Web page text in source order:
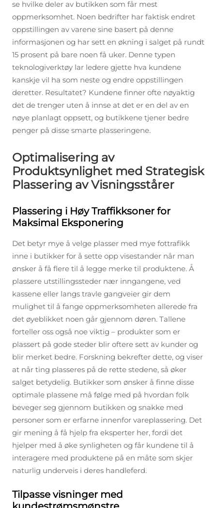
se hvilke deler av butikken som får mest
oppmerksomhet. Noen bedrifter har faktisk endret
oppstillingen av varene sine basert på denne
informasjonen og har sett en økning i salget på rundt
15 prosent på bare noen få uker. Denne typen
teknologiverktøy lar ledere gjette hva kundene
kanskje vil ha som neste og endre oppstillingen
deretter. Resultatet? Kundene finner ofte nøyaktig
det de trenger uten å innse at det er en del av en
nøye planlagt oppsett, og butikkene tjener bedre
penger på disse smarte plasseringene.
Optimalisering av
Produktsynlighet med Strategisk
Plassering av Visningsstårer
Plassering i Høy Traffikksoner for
Maksimal Eksponering
Det betyr mye å velge plasser med mye fottrafikk
inne i butikker for å sette opp visestander når man
ønsker å få flere til å legge merke til produktene. Å
plassere utstillingssteder nær inngangene, ved
kassene eller langs travle gangveier gir dem
mulighet til å fange oppmerksomheten allerede fra
det øyeblikket noen går gjennom døren. Tallene
forteller oss også noe viktig – produkter som er
plassert på gode steder blir oftere sett av kunder og
blir merket bedre. Forskning bekrefter dette, og viser
at når ting plasseres på de rette stedene, så øker
salget betydelig. Butikker som ønsker å finne disse
optimale plassene må følge med på hvordan folk
beveger seg gjennom butikken og snakke med
personer som er erfarne innenfor vareplassering. Det
gir mening å få hjelp fra eksperter her, fordi det
hjelper med å øke synligheten og får kundene til å
interagere med produktene på en måte som skjer
naturlig underveis i deres handleferd.
Tilpasse visninger med